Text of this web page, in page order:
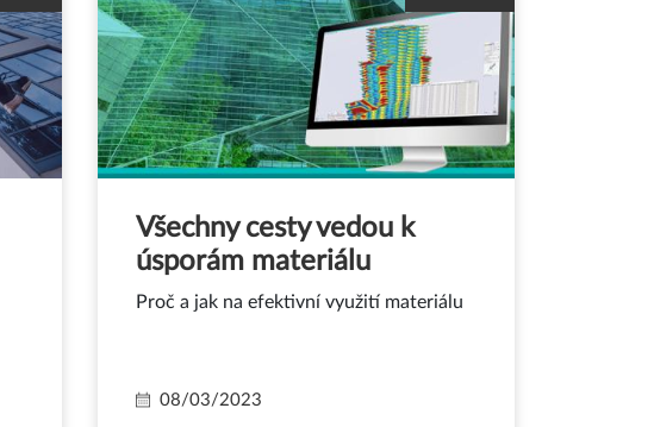
Všechny cesty vedou k
úsporám materiálu
Proč a jak na efektivní využití materiálu
08/03/2023